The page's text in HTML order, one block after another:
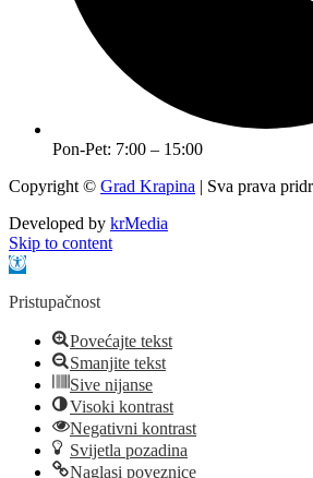
Pon-Pet: 7:00 – 15:00
Copyright © Grad Krapina | Sva prava
Developed by krMedia
Skip to content
Open toolbar
Pristupačnost
Povećajte tekst
Smanjite tekst
Sive nijanse
Visoki kontrast
Negativni kontrast
Svijetla pozadina
Naglasi poveznice